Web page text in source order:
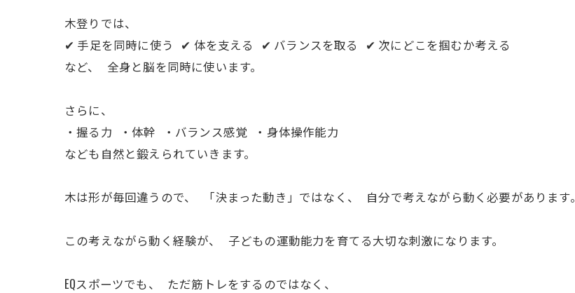
木登りでは、
✔ 手足を同時に使う ✔ 体を支える ✔ バランスを取る ✔ 次にどこを掴むか考える
など、 全身と脳を同時に使います。
さらに、
・握る力 ・体幹 ・バランス感覚 ・身体操作能力
なども自然と鍛えられていきます。
木は形が毎回違うので、 「決まった動き」ではなく、 自分で考えながら動く必要があります。
この考えながら動く経験が、 子どもの運動能力を育てる大切な刺激になります。
EQスポーツでも、 ただ筋トレをするのではなく、